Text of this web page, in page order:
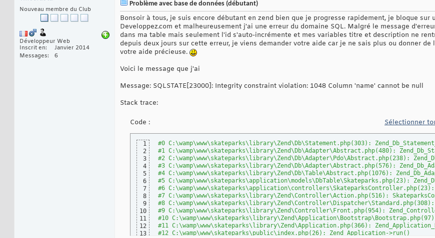
Nouveau membre du Club
Développeur Web
Inscrit en
Janvier 2014
Messages
6
Problème avec base de données (débutant)
Bonsoir à tous, je suis encore débutant en zend bien que je progresse rapidement, je bloque sur
Developpez.com et malheureusement j'ai une erreur du domaine SQL. Malgré le message
dans ma table mais seulement l'id s'auto-incrémente et mes variables titre et description ne
depuis deux jours sur cette erreur, je viens demander votre aide car je ne sais plus ou donner
votre aide précieuse.
Voici le message que j'ai
Message: SQLSTATE[23000]: Integrity constraint violation: 1048 Column 'name' cannot be null
Stack trace:
Code : Sélectionner
1
2
3
4
5
6
7
8
9
10
11
12
13
#0 C:\wamp\www\skateparks\library\Zend\Db\Statement.php(303):
#1 C:\wamp\www\skateparks\library\Zend\Db\Adapter\Abstract.php(480):
#2 C:\wamp\www\skateparks\library\Zend\Db\Adapter\Pdo\Abstract.php(238):
#3 C:\wamp\www\skateparks\library\Zend\Db\Adapter\Abstract.php(576):
#4 C:\wamp\www\skateparks\library\Zend\Db\Table\Abstract.php(1076):
#5 C:\wamp\www\skateparks\application\models\DbTable\Skateparks.php(23):
#6
#7 C:\wamp\www\skateparks\library\Zend\Controller\Action.php(516):
#8
#9 C:\wamp\www\skateparks\library\Zend\Controller\Front.php(954):
#10
#11 C:\wamp\www\skateparks\library\Zend\Application.php(366):
#12 C:\wamp\www\skateparks\public\index.php(26): Zend_Application->run()